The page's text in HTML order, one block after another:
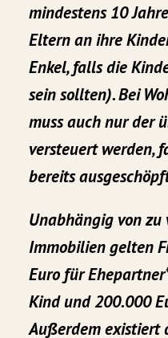
mindestens 10
Eltern an ihre
Enkel, falls die
sein sollten). Bei
muss auch nur der
versteuert werden,
bereits
Unabhängig von zu
Immobilien gelten
Euro für
Kind und 200.000
Außerdem existiert